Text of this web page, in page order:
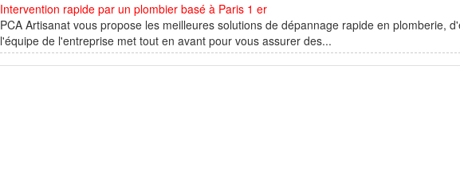
Intervention rapide par un plombier basé à Paris 1 er
PCA Artisanat vous propose les meilleures solutions de dépannage rapide en plomberie,
l'équipe de l'entreprise met tout en avant pour vous assurer des...